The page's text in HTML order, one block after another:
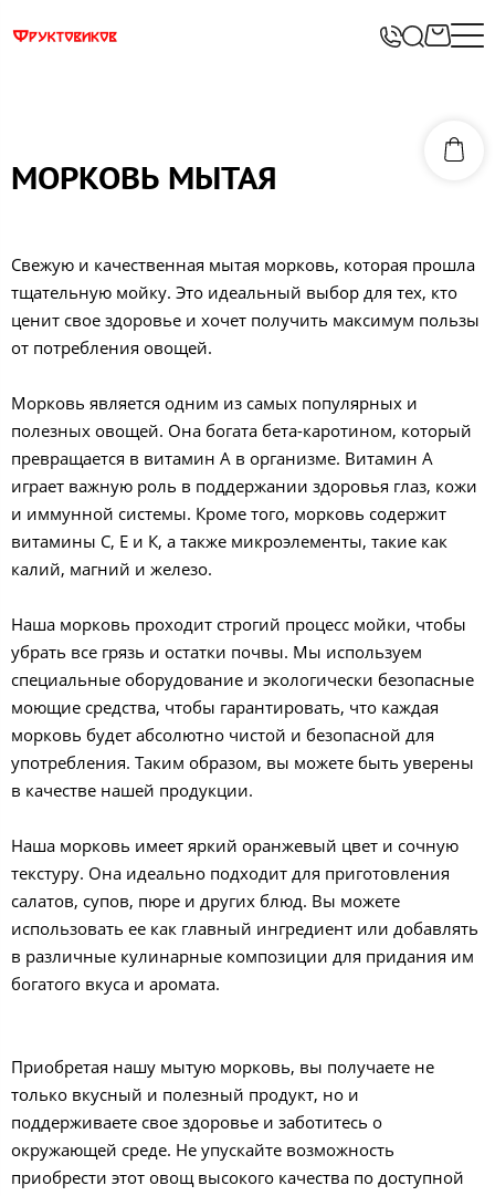
МОРКОВЬ МЫТАЯ
Свежую и качественная мытая морковь, которая прошла
тщательную мойку. Это идеальный выбор для тех, кто
ценит свое здоровье и хочет получить максимум пользы
от потребления овощей.
Морковь является одним из самых популярных и
полезных овощей. Она богата бета-каротином, который
превращается в витамин А в организме. Витамин А
играет важную роль в поддержании здоровья глаз, кожи
и иммунной системы. Кроме того, морковь содержит
витамины С, Е и К, а также микроэлементы, такие как
калий, магний и железо.
Наша морковь проходит строгий процесс мойки, чтобы
убрать все грязь и остатки почвы. Мы используем
специальные оборудование и экологически безопасные
моющие средства, чтобы гарантировать, что каждая
морковь будет абсолютно чистой и безопасной для
употребления. Таким образом, вы можете быть уверены
в качестве нашей продукции.
Наша морковь имеет яркий оранжевый цвет и сочную
текстуру. Она идеально подходит для приготовления
салатов, супов, пюре и других блюд. Вы можете
использовать ее как главный ингредиент или добавлять
в различные кулинарные композиции для придания им
богатого вкуса и аромата.
Приобретая нашу мытую морковь, вы получаете не
только вкусный и полезный продукт, но и
поддерживаете свое здоровье и заботитесь о
окружающей среде. Не упускайте возможность
приобрести этот овощ высокого качества по доступной